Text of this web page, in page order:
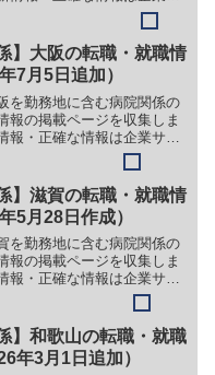
ください。①【会社名】医
会 児玉病院【職務】［常
）看護師【ガイド】＞＞
ンク先ページ上...
】大阪の転職・就職情
7月5日追加）
を勤務地に含む病院関係の
報の掲載ページを収集しま
報・正確な情報は企業サイ
ださい。①【会社名】IVF
【職務】［新卒］＞＞
士＞＞（２）医療事務［キ
］...
】滋賀の転職・就職情
5月28日作成）
を勤務地に含む病院関係の
報の掲載ページを収集しま
報・正確な情報は企業サイ
ださい。①【会社名】公益
江兄弟社 ヴォーリズ記念
［常勤］＞＞（１）看護師
護補助者＞＞...
】和歌山の転職・就職
年3月1日追加）